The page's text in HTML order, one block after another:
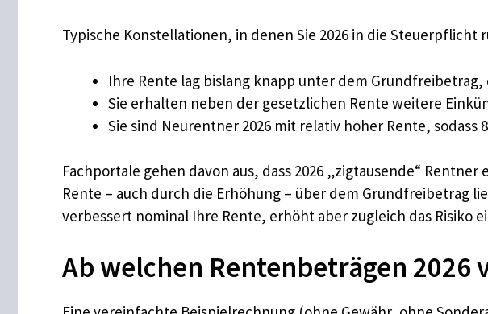
Typische Konstellationen, in denen Sie 2026 in die Steuerpflicht
Ihre Rente lag bislang knapp unter dem
Sie erhalten neben der gesetzlichen Rente weitere
Sie sind Neurentner 2026 mit relativ hoher Rente,
Fachportale gehen davon aus, dass 2026 „zigtausende“
Rente – auch durch die Erhöhung – über dem Grundfreibetrag
verbessert nominal Ihre Rente, erhöht aber zugleich das Risiko
Ab welchen Rentenbeträgen